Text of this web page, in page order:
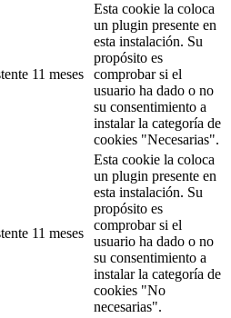
11 meses
Esta cookie la coloca
un plugin presente en
esta instalación. Su
propósito es
comprobar si el
usuario ha dado o no
su consentimiento a
instalar la categoría de
cookies "Necesarias".
11 meses
Esta cookie la coloca
un plugin presente en
esta instalación. Su
propósito es
comprobar si el
usuario ha dado o no
su consentimiento a
instalar la categoría de
cookies "No
necesarias".